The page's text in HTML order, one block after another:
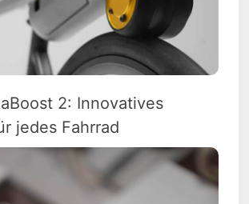
2: Innovatives
jedes Fahrrad